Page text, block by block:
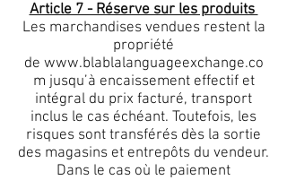
Article 7 - Réserve sur les produits
Les marchandises vendues restent la
propriété
de www.blablalanguageexchange.co
m jusqu’à encaissement effectif et
intégral du prix facturé, transport
inclus le cas échéant. Toutefois, les
risques sont transférés dès la sortie
des magasins et entrepôts du vendeur.
Dans le cas où le paiement